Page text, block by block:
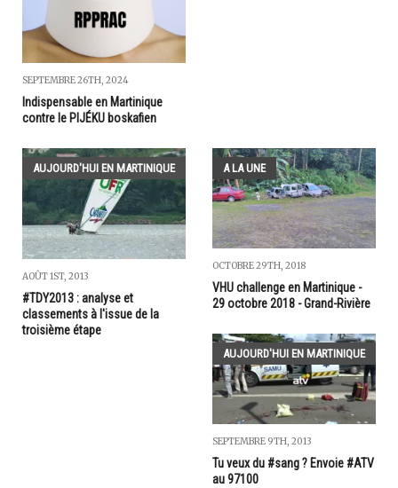
SEPTEMBRE 26TH, 2024
Indispensable en Martinique
contre le PIJÉKU boskafien
AUJOURD'HUI EN MARTINIQUE
AOÛT 1ST, 2013
#TDY2013 : analyse et
classements à l'issue de la
troisième étape
A LA UNE
OCTOBRE 29TH, 2018
VHU challenge en Martinique -
29 octobre 2018 - Grand-Rivière
AUJOURD'HUI EN MARTINIQUE
SEPTEMBRE 9TH, 2013
Tu veux du #sang ? Envoie #ATV
au 97100